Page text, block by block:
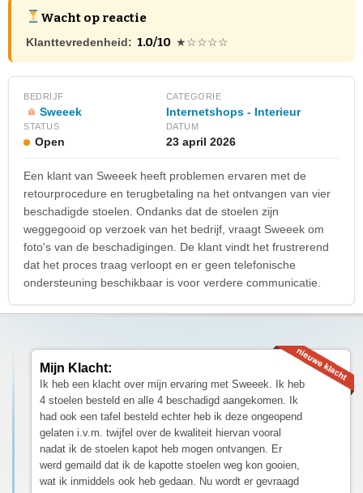
Wacht op reactie
Klanttevredenheid: 1.0/10 ★☆☆☆☆
BEDRIJF
Sweeek
CATEGORIE
Internetshops - Interieur
STATUS
Open
DATUM
23 april 2026
Een klant van Sweeek heeft problemen ervaren met de
retourprocedure en terugbetaling na het ontvangen van vier
beschadigde stoelen. Ondanks dat de stoelen zijn
weggegooid op verzoek van het bedrijf, vraagt Sweeek om
foto's van de beschadigingen. De klant vindt het frustrerend
dat het proces traag verloopt en er geen telefonische
ondersteuning beschikbaar is voor verdere communicatie.
Mijn Klacht:
Ik heb een klacht over mijn ervaring met Sweeek. Ik heb
4 stoelen besteld en alle 4 beschadigd aangekomen. Ik
had ook een tafel besteld echter heb ik deze ongeopend
gelaten i.v.m. twijfel over de kwaliteit hiervan vooral
nadat ik de stoelen kapot heb mogen ontvangen. Er
werd gemaild dat ik de kapotte stoelen weg kon gooien,
wat ik inmiddels ook heb gedaan. Nu wordt er gevraagd